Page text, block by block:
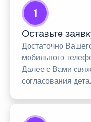
1
Оставьте
Достаточно
мобильного
Далее с Вами
согласования